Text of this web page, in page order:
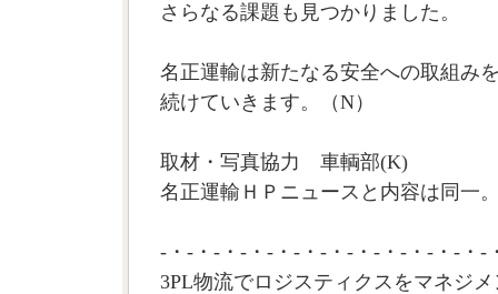
さらなる課題も見つかりました。
名正運輸は新たなる安全への取組み
続けていきます。（N）
取材・写真協力 車輌部(K)
名正運輸ＨＰニュースと内容は同一
-・-・-・-・-・-・-・-・-・-・-・-・-
3PL物流でロジスティクスをマネジ